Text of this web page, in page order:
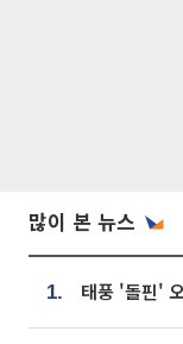
많이 본 뉴스
1.